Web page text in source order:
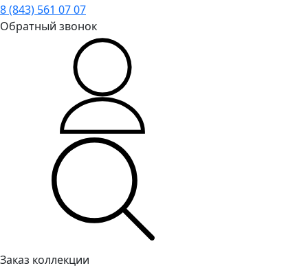
8 (843) 561 07 07
Обратный звонок
Заказ коллекции